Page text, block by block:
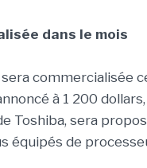
dans le mois
commercialisée
à 1 200
Toshiba, sera
équipés de